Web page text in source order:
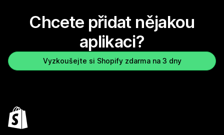
Chcete přidat nějakou
aplikaci?
Vyzkoušejte si Shopify zdarma na 3 dny